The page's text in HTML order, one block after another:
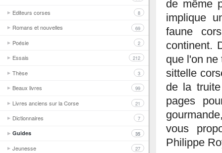
Editeurs corses 8
Romans et nouvelles 69
Poésie 2
Essais 212
Thèse 3
Beaux livres 99
Livres anciens sur la Corse 21
Dictionnaires 7
Guides 35
Jeunesse 27
de même
implique
faune
continent.
que l'on ne
sittelle
de la
pages
vous
Philippe